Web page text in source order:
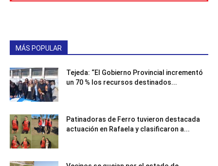
MÁS POPULAR
Tejeda: “El Gobierno Provincial incrementó
un 70 % los recursos destinados...
Patinadoras de Ferro tuvieron destacada
actuación en Rafaela y clasificaron a...